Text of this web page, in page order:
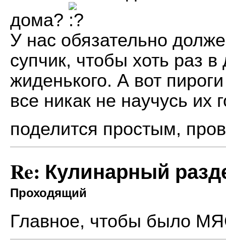
дома?
У нас обязательно
супчик, чтобы хоть раз в
жиденького. А вот
все никак не научусь их
поделится простым,
Re: Кулинарный
Проходящий
Главное, чтобы было